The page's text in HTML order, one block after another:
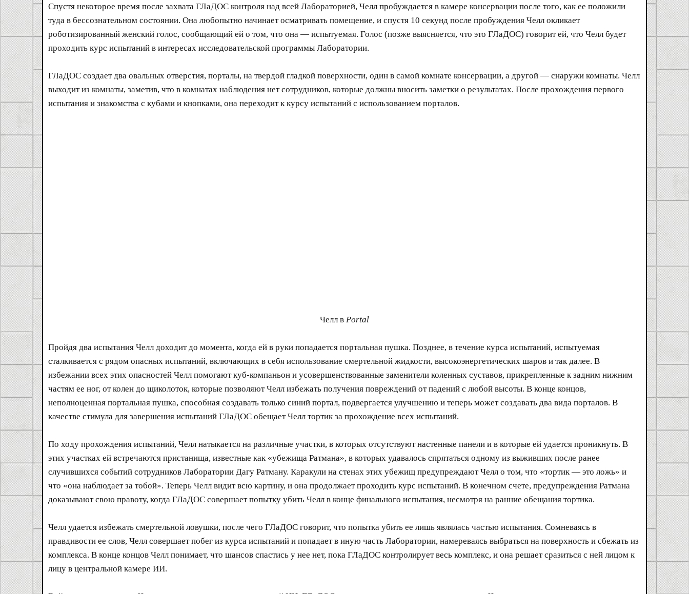
Спустя некоторое время после захвата ГЛаДОС контроля над всей Лабораторией, Челл пробуждается в камере консервации после того, как ее положили
туда в бессознательном состоянии. Она любопытно начинает осматривать помещение, и спустя 10 секунд после пробуждения Челл окликает
роботизированный женский голос, сообщающий ей о том, что она — испытуемая. Голос (позже выясняется, что это ГЛаДОС) говорит ей, что Челл будет
проходить курс испытаний в интересах исследовательской программы Лаборатории.
ГЛаДОС создает два овальных отверстия, порталы, на твердой гладкой поверхности, один в самой комнате консервации, а другой — снаружи комнаты. Челл
выходит из комнаты, заметив, что в комнатах наблюдения нет сотрудников, которые должны вносить заметки о результатах. После прохождения первого
испытания и знакомства с кубами и кнопками, она переходит к курсу испытаний с использованием порталов.
Челл в Portal
Пройдя два испытания Челл доходит до момента, когда ей в руки попадается портальная пушка. Позднее, в течение курса испытаний, испытуемая
сталкивается с рядом опасных испытаний, включающих в себя использование смертельной жидкости, высокоэнергетических шаров и так далее. В
избежании всех этих опасностей Челл помогают куб-компаньон и усовершенствованные заменители коленных суставов, прикрепленные к задним нижним
частям ее ног, от колен до щиколоток, которые позволяют Челл избежать получения повреждений от падений с любой высоты. В конце концов,
неполноценная портальная пушка, способная создавать только синий портал, подвергается улучшению и теперь может создавать два вида порталов. В
качестве стимула для завершения испытаний ГЛаДОС обещает Челл тортик за прохождение всех испытаний.
По ходу прохождения испытаний, Челл натыкается на различные участки, в которых отсутствуют настенные панели и в которые ей удается проникнуть. В
этих участках ей встречаются пристанища, известные как «убежища Ратмана», в которых удавалось спрятаться одному из выживших после ранее
случившихся событий сотрудников Лаборатории Дагу Ратману. Каракули на стенах этих убежищ предупреждают Челл о том, что «тортик — это ложь» и
что «она наблюдает за тобой». Теперь Челл видит всю картину, и она продолжает проходить курс испытаний. В конечном счете, предупреждения Ратмана
доказывают свою правоту, когда ГЛаДОС совершает попытку убить Челл в конце финального испытания, несмотря на ранние обещания тортика.
Челл удается избежать смертельной ловушки, после чего ГЛаДОС говорит, что попытка убить ее лишь являлась частью испытания. Сомневаясь в
правдивости ее слов, Челл совершает побег из курса испытаний и попадает в иную часть Лаборатории, намереваясь выбраться на поверхность и сбежать из
комплекса. В конце концов Челл понимает, что шансов спастись у нее нет, пока ГЛаДОС контролирует весь комплекс, и она решает сразиться с ней лицом к
лицу в центральной камере ИИ.